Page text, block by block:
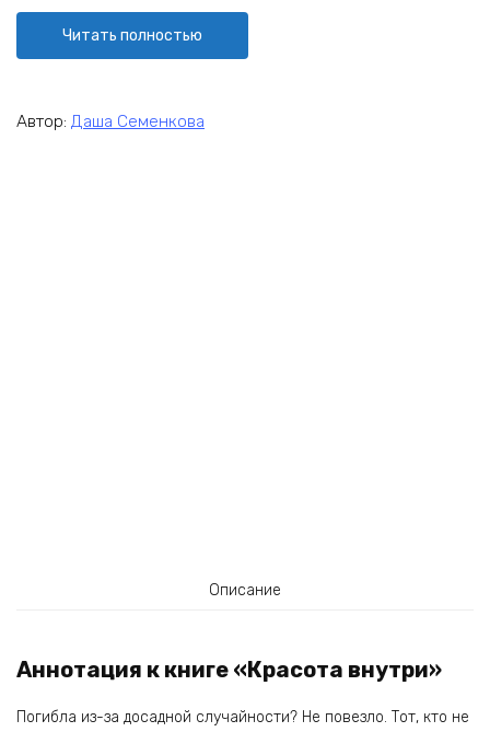
Читать полностью
Автор: Даша Семенкова
Описание
Аннотация к книге «Красота внутри»
Погибла из-за досадной случайности? Не повезло. Тот, кто не